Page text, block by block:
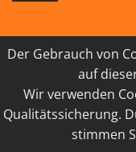
Der Gebrauch von
auf
Wir verwenden
Qualitätssicherung.
stimmen
© 2026